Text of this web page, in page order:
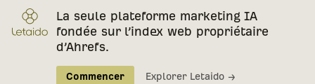
La seule plateforme marketing IA
fondée sur l’index web propriétaire
d’Ahrefs.
Commencer Explorer Letaido →